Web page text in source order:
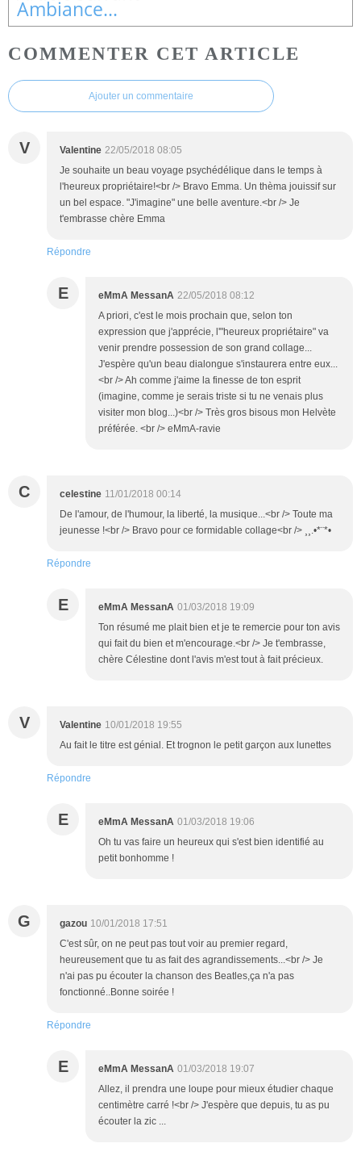
Ambiance...
COMMENTER CET ARTICLE
Ajouter un commentaire
V Valentine 22/05/2018 08:05
Je souhaite un beau voyage psychédélique dans le temps à
l'heureux propriétaire!<br /> Bravo Emma. Un thèma jouissif sur
un bel espace. "J'imagine" une belle aventure.<br /> Je
t'embrasse chère Emma
Répondre
E eMmA MessanA 22/05/2018 08:12
A priori, c'est le mois prochain que, selon ton
expression que j'apprécie, l'"heureux propriétaire" va
venir prendre possession de son grand collage...
J'espère qu'un beau dialongue s'instaurera entre eux...
<br /> Ah comme j'aime la finesse de ton esprit
(imagine, comme je serais triste si tu ne venais plus
visiter mon blog...)<br /> Très gros bisous mon Helvète
préférée. <br /> eMmA-ravie
C celestine 11/01/2018 00:14
De l'amour, de l'humour, la liberté, la musique...<br /> Toute ma
jeunesse !<br /> Bravo pour ce formidable collage<br /> ¸¸.•*¨*•
Répondre
E eMmA MessanA 01/03/2018 19:09
Ton résumé me plait bien et je te remercie pour ton avis
qui fait du bien et m'encourage.<br /> Je t'embrasse,
chère Célestine dont l'avis m'est tout à fait précieux.
V Valentine 10/01/2018 19:55
Au fait le titre est génial. Et trognon le petit garçon aux lunettes
Répondre
E eMmA MessanA 01/03/2018 19:06
Oh tu vas faire un heureux qui s'est bien identifié au
petit bonhomme !
G gazou 10/01/2018 17:51
C'est sûr, on ne peut pas tout voir au premier regard,
heureusement que tu as fait des agrandissements...<br /> Je
n'ai pas pu écouter la chanson des Beatles,ça n'a pas
fonctionné..Bonne soirée !
Répondre
E eMmA MessanA 01/03/2018 19:07
Allez, il prendra une loupe pour mieux étudier chaque
centimètre carré !<br /> J'espère que depuis, tu as pu
écouter la zic ...